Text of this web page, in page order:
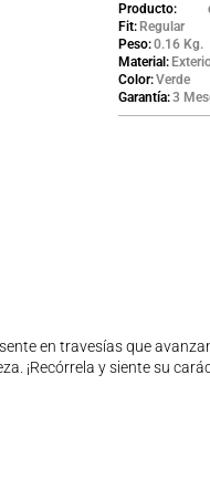
Producto
Fit Regular
Peso 0.16 Kg.
Material
Color Verde
Garantía 3
en travesías que
¡Recórrela y siente su